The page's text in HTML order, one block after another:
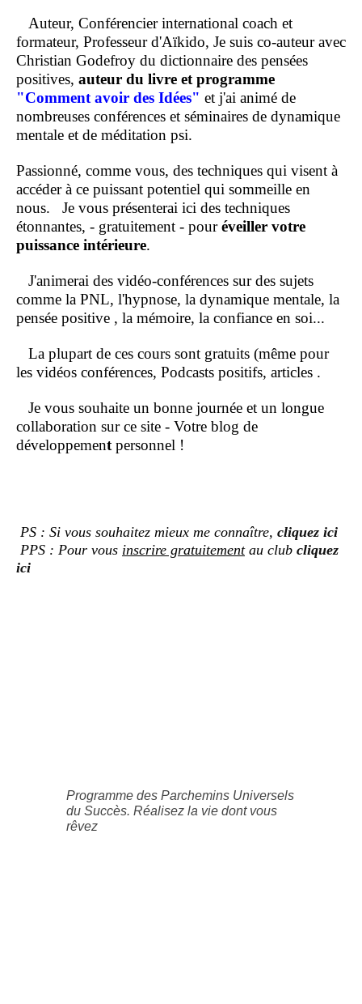
Auteur, Conférencier international coach et
formateur, Professeur d'Aïkido, Je suis co-auteur avec
Christian Godefroy du dictionnaire des pensées
positives, auteur du livre et programme
"Comment avoir des Idées" et j'ai animé de
nombreuses conférences et séminaires de dynamique
mentale et de méditation psi.
Passionné, comme vous, des techniques qui visent à
accéder à ce puissant potentiel qui sommeille en
nous. Je vous présenterai ici des techniques
étonnantes, - gratuitement - pouréveiller votre
puissance intérieure.
J'animerai des vidéo-conférences sur des sujets
comme la PNL, l'hypnose, la dynamique mentale, la
pensée positive , la mémoire, la confiance en soi...
La plupart de ces cours sont gratuits (même pour
les vidéos conférences, Podcasts positifs, articles .
Je vous souhaite un bonne journée et un longue
collaboration sur ce site - Votre blog de
développement personnel !
PS : Si vous souhaitez mieux me connaître, cliquez ici
PPS : Pour vous inscrire gratuitementau club cliquez
ici
Programme des Parchemins Universels
du Succès. Réalisez la vie dont vous
rêvez